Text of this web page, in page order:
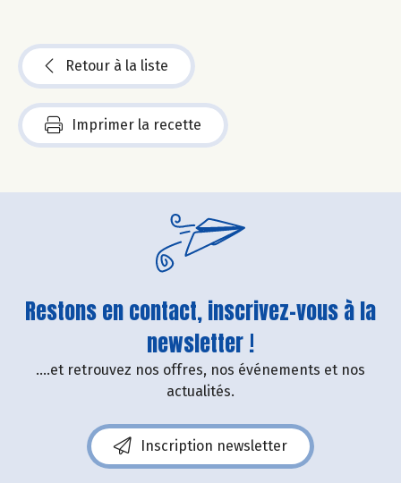
Retour à la liste
Imprimer la recette
Restons en contact, inscrivez-vous à la
newsletter !
....et retrouvez nos offres, nos événements et nos
actualités.
Inscription newsletter